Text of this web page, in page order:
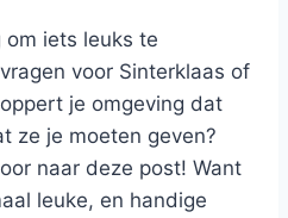
iets leuks te
voor Sinterklaas of
je omgeving dat
ze je moeten geven?
naar deze post! Want
leuke, en handige